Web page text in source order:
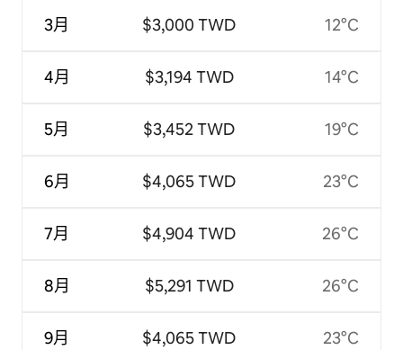
3月
4月
5月
6月
7月
8月
9月
$3,000 TWD
$3,194 TWD
$3,452 TWD
$4,065 TWD
$4,904 TWD
$5,291 TWD
$4,065 TWD
12°C
14°C
19°C
23°C
26°C
26°C
23°C